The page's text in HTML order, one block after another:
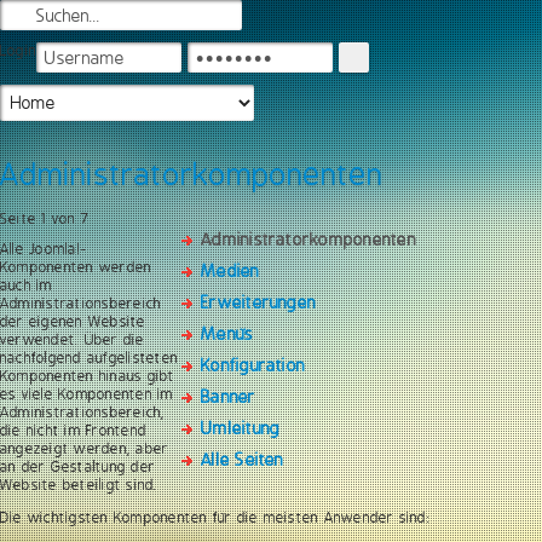
Login
Administratorkomponenten
Administratorkomponenten
Medien
Erweiterungen
Menüs
Konfiguration
Banner
Umleitung
Alle Seiten
Seite 1 von 7
Alle Joomla!-
Komponenten werden
auch im
Administrationsbereich
der eigenen Website
verwendet. Über die
nachfolgend aufgelisteten
Komponenten hinaus gibt
es viele Komponenten im
Administrationsbereich,
die nicht im Frontend
angezeigt werden, aber
an der Gestaltung der
Website beteiligt sind.
Die wichtigsten Komponenten für die meisten Anwender sind: